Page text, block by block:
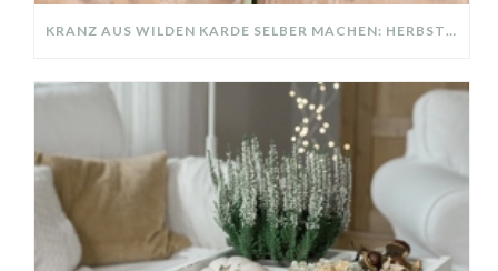
KRANZ AUS WILDEN KARDE SELBER MACHEN: HERBSTDEKO GANZ EINFACH